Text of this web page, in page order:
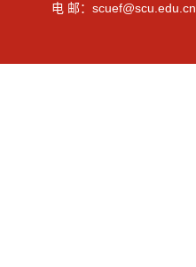
电 邮：scuef@scu.edu.cn